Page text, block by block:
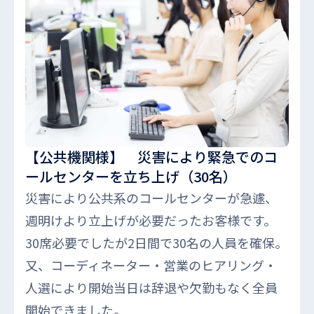
【公共機関様】 災害により緊急でのコ
ールセンターを立ち上げ（30名）
災害により公共系のコールセンターが急遽、
週明けより立上げが必要だったお客様です。
30席必要でしたが2日間で30名の人員を確保。
又、コーディネーター・営業のヒアリング・
人選により開始当日は辞退や欠勤もなく全員
開始できました。